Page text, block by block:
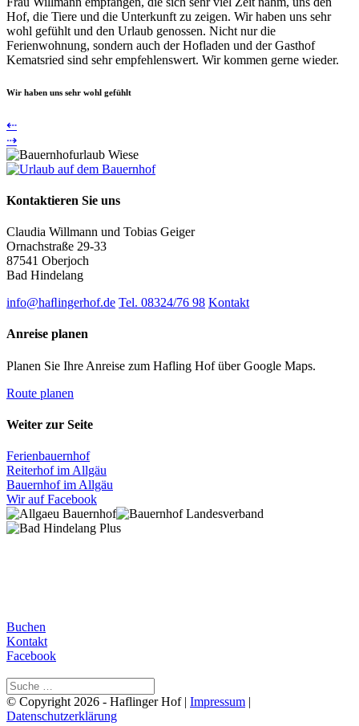
Hof, die Tiere und die Unterkunft zu zeigen. Wir haben uns sehr
wohl gefühlt und den Urlaub genossen. Nicht nur die
Ferienwohnung, sondern auch der Hofladen und der Gasthof
Kematsried sind sehr empfehlenswert. Wir kommen gerne wieder.
Wir haben uns sehr wohl gefühlt
⇠
⇢
Kontaktieren Sie uns
Claudia Willmann und Tobias Geiger
Ornachstraße 29-33
87541 Oberjoch
Bad Hindelang
info@haﬂingerhof.de Tel. 08324/76 98 Kontakt
Anreise planen
Planen Sie Ihre Anreise zum Hafling Hof über Google Maps.
Route planen
Weiter zur Seite
Ferienbauernhof
Reiterhof im Allgäu
Bauernhof im Allgäu
Wir auf Facebook
Buchen
Kontakt
Facebook
© Copyright 2026 - Haflinger Hof | Impressum |
Datenschutzerklärung